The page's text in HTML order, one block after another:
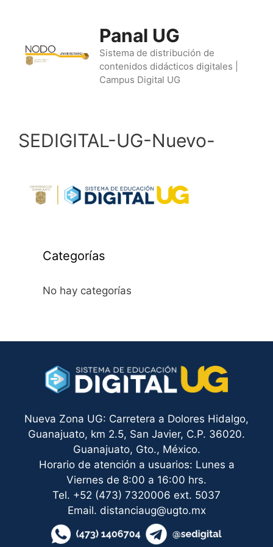
Panal UG
Sistema de distribución de
contenidos didácticos digitales |
Campus Digital UG
SEDIGITAL-UG-Nuevo-
Categorías
No hay categorías
Nueva Zona UG: Carretera a Dolores Hidalgo,
Guanajuato, km 2.5, San Javier, C.P. 36020.
Guanajuato, Gto., México.
Horario de atención a usuarios: Lunes a
Viernes de 8:00 a 16:00 hrs.
Tel. +52 (473) 7320006 ext. 5037
Email. distanciaug@ugto.mx